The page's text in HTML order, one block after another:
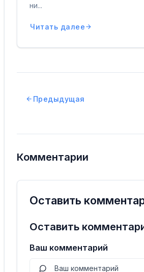
ни...
Читать далее
Предыдущая
Комментарии
Оставить
Оставить
Ваш комментарий